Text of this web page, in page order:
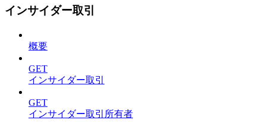
インサイダー取引
概要
GET
インサイダー取引
GET
インサイダー取引所有者